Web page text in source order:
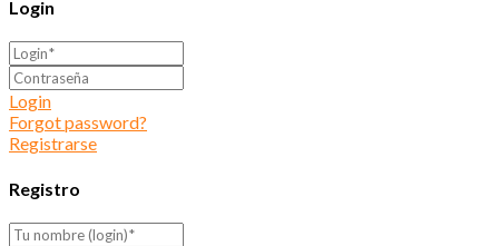
Login
Login
Forgot password?
Registrarse
Registro